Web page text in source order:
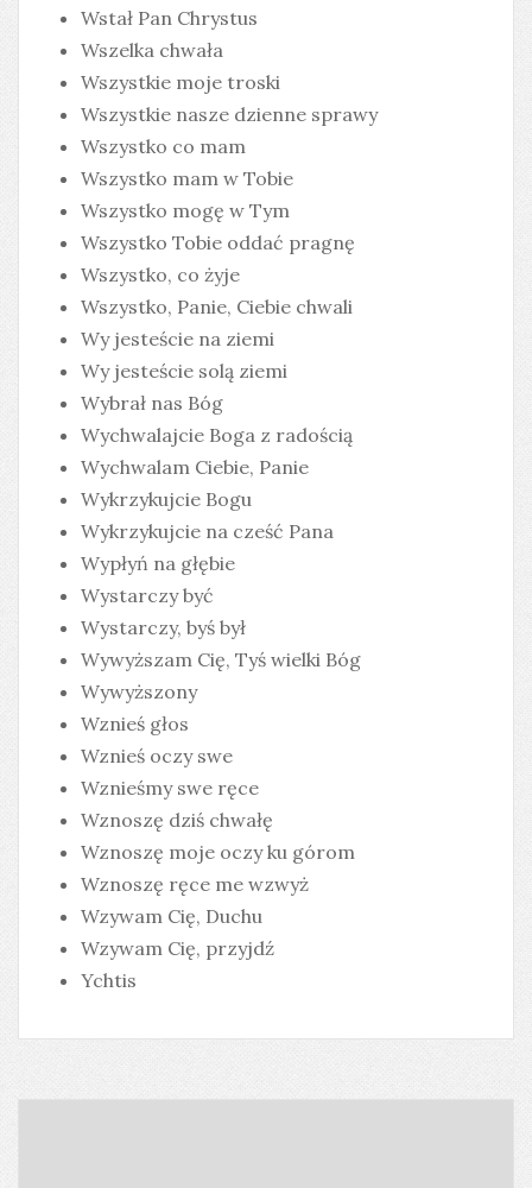
Wstał Pan Chrystus
Wszelka chwała
Wszystkie moje troski
Wszystkie nasze dzienne sprawy
Wszystko co mam
Wszystko mam w Tobie
Wszystko mogę w Tym
Wszystko Tobie oddać pragnę
Wszystko, co żyje
Wszystko, Panie, Ciebie chwali
Wy jesteście na ziemi
Wy jesteście solą ziemi
Wybrał nas Bóg
Wychwalajcie Boga z radością
Wychwalam Ciebie, Panie
Wykrzykujcie Bogu
Wykrzykujcie na cześć Pana
Wypłyń na głębie
Wystarczy być
Wystarczy, byś był
Wywyższam Cię, Tyś wielki Bóg
Wywyższony
Wznieś głos
Wznieś oczy swe
Wznieśmy swe ręce
Wznoszę dziś chwałę
Wznoszę moje oczy ku górom
Wznoszę ręce me wzwyż
Wzywam Cię, Duchu
Wzywam Cię, przyjdź
Ychtis